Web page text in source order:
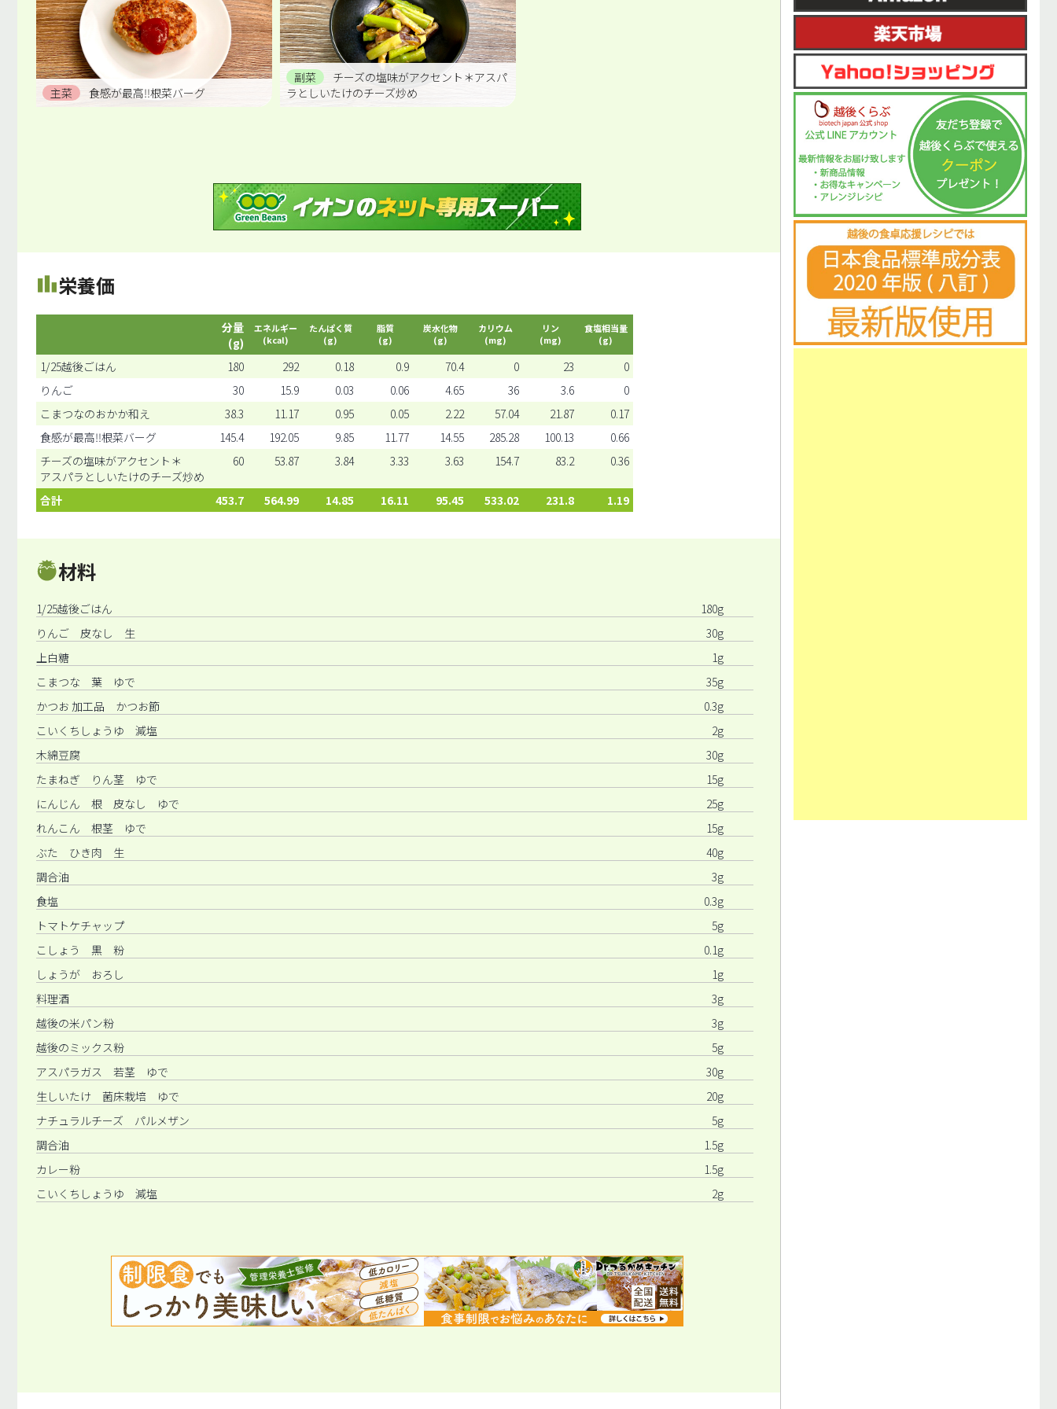
主菜 食感が最高‼根菜バーグ
副菜
チーズの塩味がアクセント＊アスパ
ラとしいたけのチーズ炒め
栄養価
分量
(g)
エネルギー
(kcal)
たんぱく質
(g)
脂質
(g)
炭水化物
(g)
カリウム
(mg)
リン
(mg)
食塩相当量
(g)
1/25越後ごはん 180 292 0.18 0.9 70.4 0 23
0
りんご
30 15.9 0.03 0.06 4.65 36 3.6
0
こまつなのおかか和え
38.3 11.17 0.95 0.05 2.22 57.04 21.87
0.17
食感が最高‼根菜バーグ
145.4 192.05 9.85 11.77 14.55 285.28 100.13
0.66
チーズの塩味がアクセント＊
アスパラとしいたけのチーズ炒め
60 53.87 3.84 3.33 3.63 154.7 83.2 0.36
合計 453.7 564.99 14.85 16.11 95.45 533.02 231.8 1.19
材料
1/25越後ごはん
180g
りんご 皮なし 生
30g
上白糖
1g
こまつな 葉 ゆで
35g
かつお 加工品 かつお節
0.3g
こいくちしょうゆ 減塩
2g
木綿豆腐
30g
たまねぎ りん茎 ゆで
15g
にんじん 根 皮なし ゆで
25g
れんこん 根茎 ゆで
15g
ぶた ひき肉 生
40g
調合油
3g
食塩
0.3g
トマトケチャップ
5g
こしょう 黒 粉
0.1g
しょうが おろし
1g
料理酒
3g
越後の米パン粉
3g
越後のミックス粉
5g
アスパラガス 若茎 ゆで
30g
生しいたけ 菌床栽培 ゆで
20g
ナチュラルチーズ パルメザン
5g
調合油
1.5g
カレー粉
1.5g
こいくちしょうゆ 減塩
2g